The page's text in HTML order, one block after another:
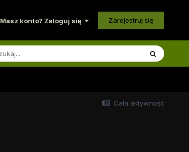
Masz konto? Zaloguj się Zarejestruj się
Cała aktywność